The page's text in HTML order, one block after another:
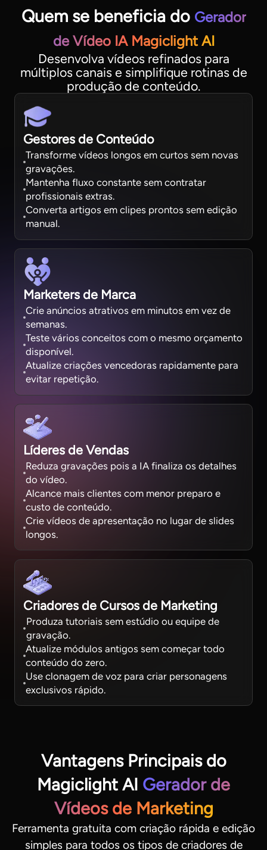
Quem se beneficia do Gerador
de Vídeo IA Magiclight AI
Desenvolva vídeos refinados para
múltiplos canais e simplifique rotinas de
produção de conteúdo.
Gestores de Conteúdo
Transforme vídeos longos em curtos sem novas
gravações.
Mantenha fluxo constante sem contratar
profissionais extras.
Converta artigos em clipes prontos sem edição
manual.
Marketers de Marca
Crie anúncios atrativos em minutos em vez de
semanas.
Teste vários conceitos com o mesmo orçamento
disponível.
Atualize criações vencedoras rapidamente para
evitar repetição.
Líderes de Vendas
Reduza gravações pois a IA finaliza os detalhes
do vídeo.
Alcance mais clientes com menor preparo e
custo de conteúdo.
Crie vídeos de apresentação no lugar de slides
longos.
Criadores de Cursos de Marketing
Produza tutoriais sem estúdio ou equipe de
gravação.
Atualize módulos antigos sem começar todo
conteúdo do zero.
Use clonagem de voz para criar personagens
exclusivos rápido.
Vantagens Principais do
Magiclight AI Gerador de
Vídeos de Marketing
Ferramenta gratuita com criação rápida e edição
simples para todos os tipos de criadores de